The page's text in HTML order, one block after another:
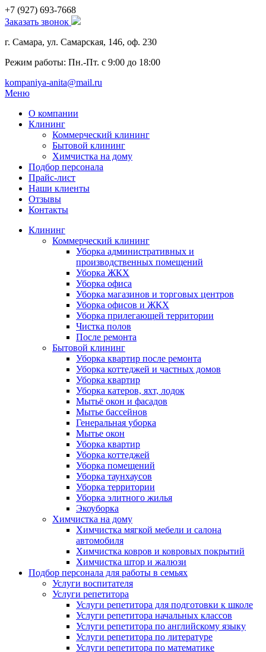
+7 (927) 693-7668
Заказать звонок
г. Самара, ул. Самарская, 146, оф. 230
Режим работы: Пн.-Пт. с 9:00 до 18:00
kompaniya-anita@mail.ru
Меню
О компании
Клининг
Коммерческий клининг
Бытовой клининг
Химчистка на дому
Подбор персонала
Прайс-лист
Наши клиенты
Отзывы
Контакты
Клининг
Коммерческий клининг
Уборка административных и
производственных помещений
Уборка ЖКХ
Уборка офиса
Уборка магазинов и торговых центров
Уборка офисов и ЖКХ
Уборка прилегающей территории
Чистка полов
После ремонта
Бытовой клининг
Уборка квартир после ремонта
Уборка коттеджей и частных домов
Уборка квартир
Уборка катеров, яхт, лодок
Мытьё окон и фасадов
Мытье бассейнов
Генеральная уборка
Мытье окон
Уборка квартир
Уборка коттеджей
Уборка помещений
Уборка таунхаусов
Уборка территории
Уборка элитного жилья
Экоуборка
Химчистка на дому
Химчистка мягкой мебели и салона
автомобиля
Химчистка ковров и ковровых покрытий
Химчистка штор и жалюзи
Подбор персонала для работы в семьях
Услуги воспитателя
Услуги репетитора
Услуги репетитора для подготовки к школе
Услуги репетитора начальных классов
Услуги репетитора по английскому языку
Услуги репетитора по литературе
Услуги репетитора по математике